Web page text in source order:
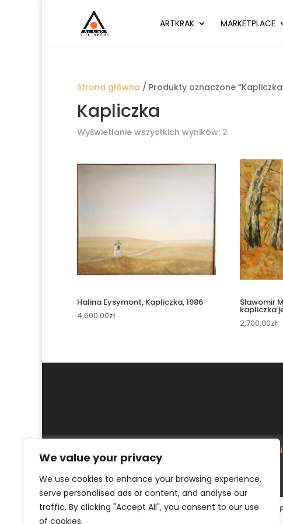
We value your privacy
We use cookies to enhance your browsing experience,
serve personalised ads or content, and analyse our
traffic. By clicking "Accept All", you consent to our use
of cookies.
ARTKRAK MARKETPLACE
Strona główna / Produkty oznaczone
Kapliczka
Wyświetlanie wszystkich wyników: 2
Halina Eysymont, Kapliczka, 1986
4,600.00zł
Sławomir
kapliczka
2,700.00zł
POLITYKA
© ArtKrak Auction House 2023